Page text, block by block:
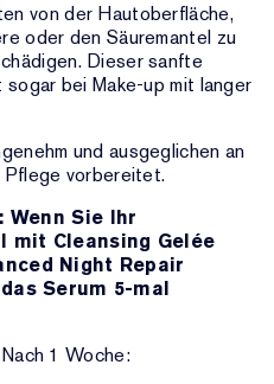
von der Hautoberfläche,
oder den Säuremantel zu
Dieser sanfte
bei Make-up mit langer
und ausgeglichen an
Pflege vorbereitet.
Sie Ihr
mit Cleansing Gelée
Night Repair
Serum 5-mal
Nach 1 Woche: